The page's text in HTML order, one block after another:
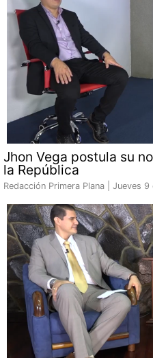
Jhon Vega postula su
la República
Redacción Primera Plana | Jueves 9